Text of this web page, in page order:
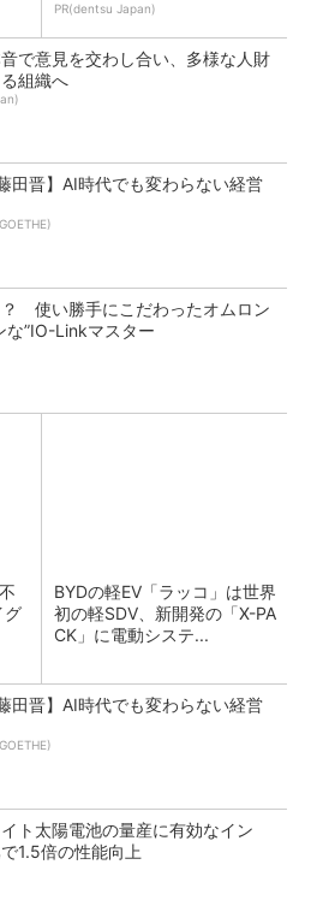
PR(dentsu Japan)
で意見を交わし合い、多様な人財
組織へ
田晋】AI時代でも変わらない経営
使い勝手にこだわったオムロン
な”IO-Linkマスター
グ
BYDの軽EV「ラッコ」は世界
初の軽SDV、新開発の「X-PA
CK」に電動システ...
田晋】AI時代でも変わらない経営
ト太陽電池の量産に有効なイン
1.5倍の性能向上